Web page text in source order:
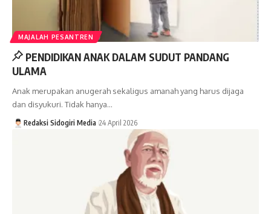
MAJALAH PESANTREN
PENDIDIKAN ANAK DALAM SUDUT PANDANG
ULAMA
Anak merupakan anugerah sekaligus amanah yang harus dijaga
dan disyukuri. Tidak hanya…
Redaksi Sidogiri Media 24 April 2026